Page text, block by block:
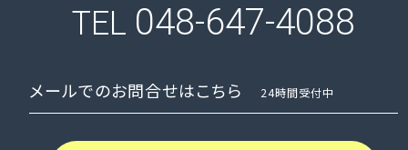
TEL 048-647-4088
メールでのお問合せはこちら 24時間受付中